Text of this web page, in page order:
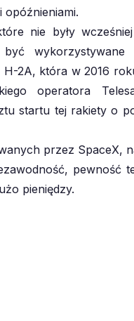
opóźnieniami.
nie były
wykorzystywane
H-2A, która w 2016
operatora
startu tej rakiety o
przez SpaceX,
pewność
pieniędzy.